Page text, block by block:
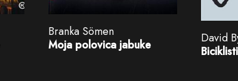
Branka Sömen
Moja polovica jabuke
David